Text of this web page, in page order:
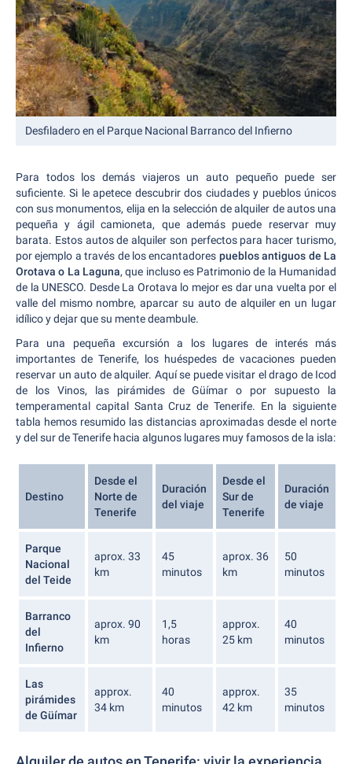
Desfiladero en el Parque Nacional Barranco del Infierno
Para todos los demás viajeros un auto pequeño puede ser
suficiente. Si le apetece descubrir dos ciudades y pueblos únicos
con sus monumentos, elija en la selección de alquiler de autos una
pequeña y ágil camioneta, que además puede reservar muy
barata. Estos autos de alquiler son perfectos para hacer turismo,
por ejemplo a través de los encantadores pueblos antiguos de La
Orotava o La Laguna, que incluso es Patrimonio de la Humanidad
de la UNESCO. Desde La Orotava lo mejor es dar una vuelta por el
valle del mismo nombre, aparcar su auto de alquiler en un lugar
idílico y dejar que su mente deambule.
Para una pequeña excursión a los lugares de interés más
importantes de Tenerife, los huéspedes de vacaciones pueden
reservar un auto de alquiler. Aquí se puede visitar el drago de Icod
de los Vinos, las pirámides de Güímar o por supuesto la
temperamental capital Santa Cruz de Tenerife. En la siguiente
tabla hemos resumido las distancias aproximadas desde el norte
y del sur de Tenerife hacia algunos lugares muy famosos de la isla:
Destino
Desde el
Norte de
Tenerife
Duración
del viaje
Desde el
Sur de
Tenerife
Duración
de viaje
Parque
Nacional
del Teide
aprox. 33
km
45
minutos
aprox. 36
km
50
minutos
Barranco
del
Infierno
aprox. 90
km
1,5
horas
approx.
25 km
40
minutos
Las
pirámides
de Güímar
approx.
34 km
40
minutos
approx.
42 km
35
minutos